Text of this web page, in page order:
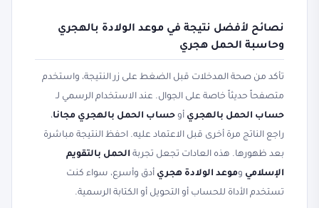
نصائح لأفضل نتيجة في موعد الولادة بالهجري
وحاسبة الحمل هجري
تأكد من صحة المدخلات قبل الضغط على زر النتيجة، واستخدم
متصفحاً حديثاً خاصة على الجوال. عند الاستخدام الرسمي لـ
حساب الحمل بالهجري أو حساب الحمل بالهجري مجانا،
راجع الناتج مرة أخرى قبل الاعتماد عليه. احفظ النتيجة مباشرة
بعد ظهورها. هذه العادات تجعل تجربة الحمل بالتقويم
الإسلامي وموعد الولادة هجري أدق وأسرع، سواء كنت
تستخدم الأداة للحساب أو التحويل أو الكتابة الرسمية.